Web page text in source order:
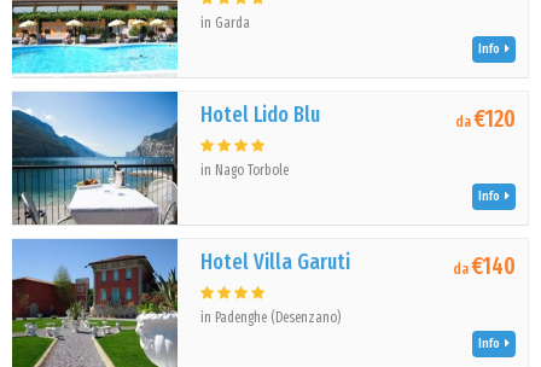
in Garda
Info
Hotel Lido Blu
in Nago Torbole
da€120
Info
Hotel Villa Garuti
in Padenghe (Desenzano)
da€140
Info